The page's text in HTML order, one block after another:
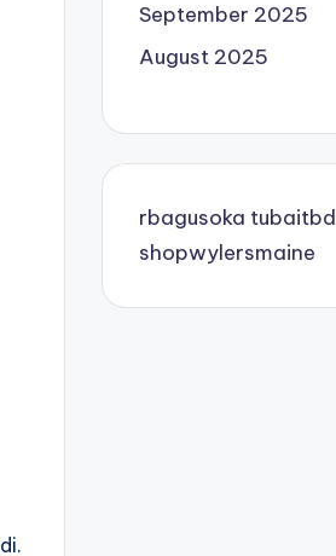
September 2025
August 2025
rbagusoka tubaitbd
shopwylersmaine